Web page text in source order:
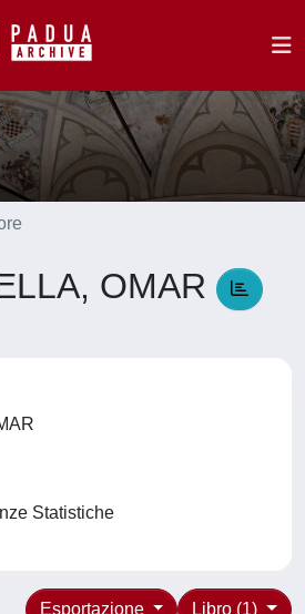
OMAR
Statistiche
Libro (1)
Esportazione